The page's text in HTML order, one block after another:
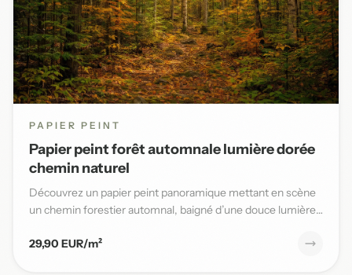
PAPIER PEINT
Papier peint forêt automnale lumière dorée
chemin naturel
Découvrez un papier peint panoramique mettant en scène
un chemin forestier automnal, baigné d’une douce lumière
29,90 EUR/m²